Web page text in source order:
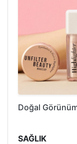
Doğal
SAĞLIK